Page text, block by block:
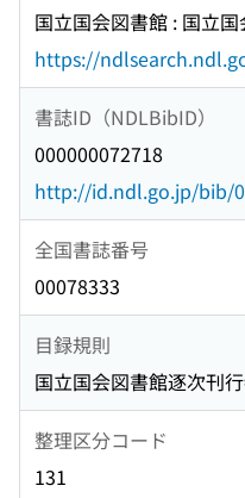
国立国会図書館 : 国立
https://
書誌ID（NDLBibID）
000000072718
http://id.ndl.go.jp/bib/
全国書誌番号
00078333
目録規則
国立国会図書館逐次刊
整理区分コード
131